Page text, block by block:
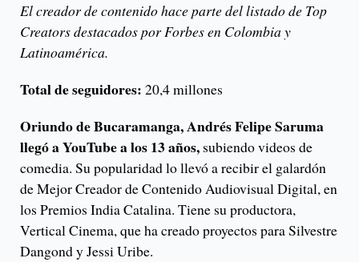
El creador de contenido hace parte del listado de Top
Creators destacados por Forbes en Colombia y
Latinoamérica.
Total de seguidores: 20,4 millones
Oriundo de Bucaramanga, Andrés Felipe Saruma
llegó a YouTube a los 13 años, subiendo videos de
comedia. Su popularidad lo llevó a recibir el galardón
de Mejor Creador de Contenido Audiovisual Digital, en
los Premios India Catalina. Tiene su productora,
Vertical Cinema, que ha creado proyectos para Silvestre
Dangond y Jessi Uribe.